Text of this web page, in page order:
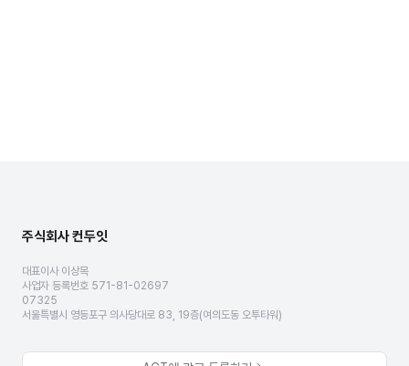
주식회사 컨두잇
대표이사 이상목
사업자 등록번호 571-81-02697
07325
서울특별시 영등포구 의사당대로 83, 19층(여의도동 오투타워)